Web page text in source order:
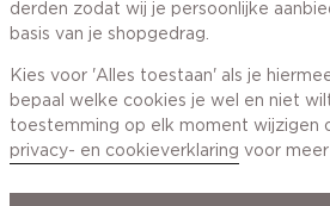
Wij zijn Cotton Club
Topcategorieën voor jou
derden zodat wij je persoonlijke
basis van je shopgedrag.
Kies voor 'Alles toestaan' als je
bepaal welke cookies je wel en niet
toestemming op elk moment wijzigen
privacy- en cookieverklaring voor